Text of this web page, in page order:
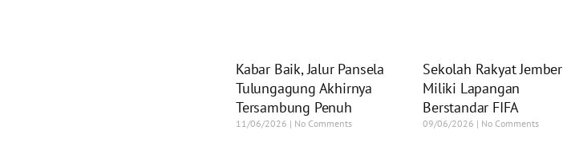
Kabar Baik, Jalur Pansela
Tulungagung Akhirnya
Tersambung Penuh
11/06/2026 No Comments
Sekolah Rakyat Jember
Miliki Lapangan
Berstandar FIFA
09/06/2026 No Comments